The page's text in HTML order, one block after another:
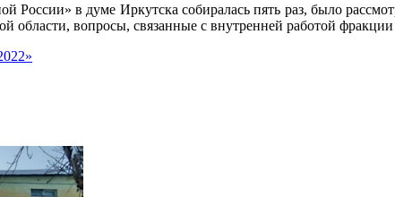
России» в думе Иркутска собиралась пять раз, было
области, вопросы, связанные с внутренней работой